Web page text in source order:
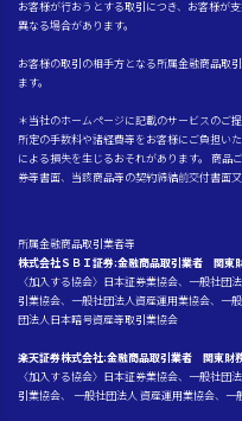
お客様が行おうとする取引につき、お客様が
異なる場合があります。
お客様の取引の相手方となる所属金融商品取
ます。
＊当社のホームページに記載のサービスのご
所定の手数料や諸経費等をお客様にご負担い
による損失を生じるおそれがあります。 商品
券等書面、当該商品等の契約締結前交付書面
所属金融商品取引業者等
株式会社ＳＢＩ証券:金融商品取引業者 関東
〈加入する協会〉日本証券業協会、一般社団
引業協会、一般社団法人資産運用業協会、一
団法人日本暗号資産等取引業協会
楽天証券株式会社:金融商品取引業者 関東財
〈加入する協会〉日本証券業協会、一般社団
引業協会、 一般社団法人 資産運用業協会、一